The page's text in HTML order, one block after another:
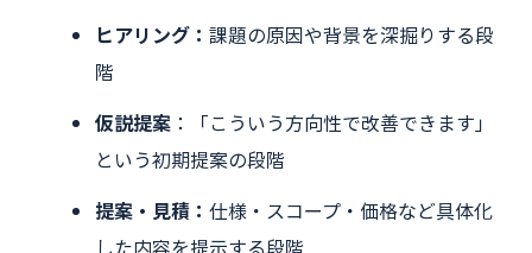
ヒアリング： 課題の原因や背景を深掘りする段
階
仮説提案 ：「こういう方向性で改善できます」
という初期提案の段階
提案・見積： 仕様・スコープ・価格など具体化
した内容を提示する段階